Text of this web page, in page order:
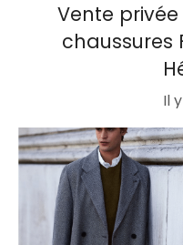
Vente
chaussures
Il